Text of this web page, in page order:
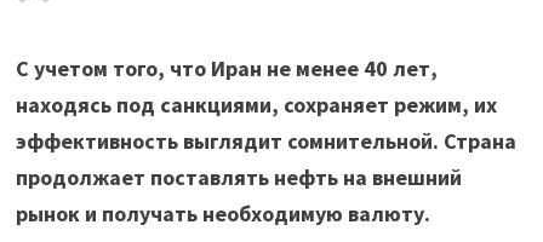
С учетом того, что Иран не менее 40 лет,
находясь под санкциями, сохраняет режим, их
эффективность выглядит сомнительной. Страна
продолжает поставлять нефть на внешний
рынок и получать необходимую валюту.